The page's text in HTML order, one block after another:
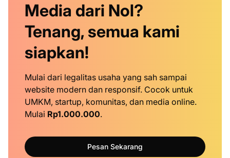
Media dari Nol?
Tenang, semua kami
siapkan!
Mulai dari legalitas usaha yang sah sampai
website modern dan responsif. Cocok untuk
UMKM, startup, komunitas, dan media online.
Mulai Rp1.000.000.
Pesan Sekarang